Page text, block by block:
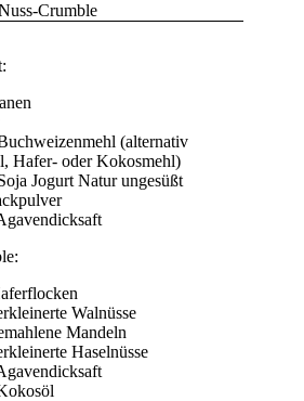
Crumble
(alternativ
Hafer- oder Kokosmehl)
Jogurt Natur ungesüßt
Walnüsse
Mandeln
Haselnüsse